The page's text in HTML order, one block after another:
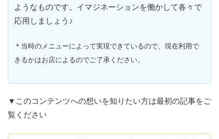
ようなものです。イマジネーションを働かして各々で
応用しましょう♪
＊当時のメニューによって実現できているので、現在利用で
きるかはお店によるのでご了承ください。
▼このコンテンツへの想いを知りたい方は最初の記事をご
覧ください